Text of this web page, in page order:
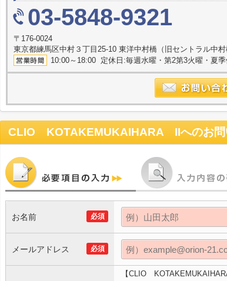
03-5848-9321
〒176-0024
東京都練馬区中村３丁目25-10 東洋中村橋（旧セントラル中
10:00～18:00 定休日:毎週水曜・第2第3火曜・夏
CLIO KOTAKEMUKAIHARA IIへのお
必須
お名前
必須
メールアドレス
【CLIO